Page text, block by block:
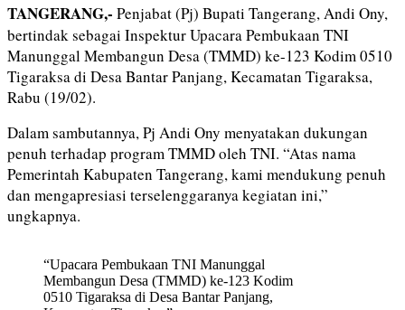
TANGERANG,- Penjabat (Pj) Bupati Tangerang, Andi Ony,
bertindak sebagai Inspektur Upacara Pembukaan TNI
Manunggal Membangun Desa (TMMD) ke-123 Kodim 0510
Tigaraksa di Desa Bantar Panjang, Kecamatan Tigaraksa,
Rabu (19/02).
Dalam sambutannya, Pj Andi Ony menyatakan dukungan
penuh terhadap program TMMD oleh TNI. “Atas nama
Pemerintah Kabupaten Tangerang, kami mendukung penuh
dan mengapresiasi terselenggaranya kegiatan ini,”
ungkapnya.
“Upacara Pembukaan TNI Manunggal
Membangun Desa (TMMD) ke-123 Kodim
0510 Tigaraksa di Desa Bantar Panjang,